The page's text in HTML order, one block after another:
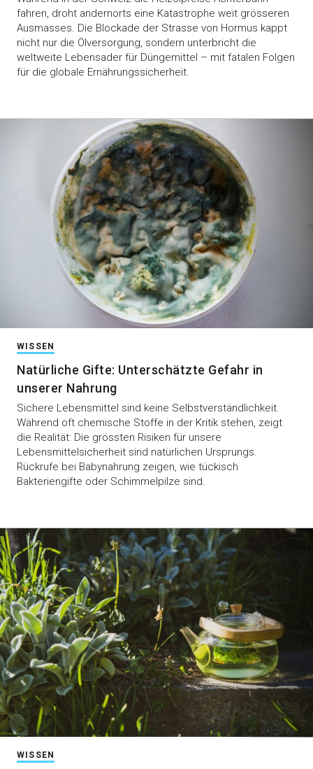
fahren, droht andernorts eine Katastrophe weit grösseren
Ausmasses. Die Blockade der Strasse von Hormus kappt
nicht nur die Ölversorgung, sondern unterbricht die
weltweite Lebensader für Düngemittel – mit fatalen Folgen
für die globale Ernährungssicherheit.
WISSEN
Natürliche Gifte: Unterschätzte Gefahr in
unserer Nahrung
Sichere Lebensmittel sind keine Selbstverständlichkeit.
Während oft chemische Stoffe in der Kritik stehen, zeigt
die Realität: Die grössten Risiken für unsere
Lebensmittelsicherheit sind natürlichen Ursprungs.
Rückrufe bei Babynahrung zeigen, wie tückisch
Bakteriengifte oder Schimmelpilze sind.
WISSEN